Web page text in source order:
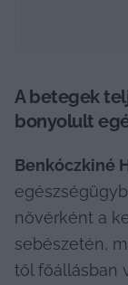
A betegek
bonyolult
Benkóczkiné
nővérként a
sebészetén,
től főállásban